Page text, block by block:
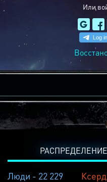
Или
Люди - 22 229